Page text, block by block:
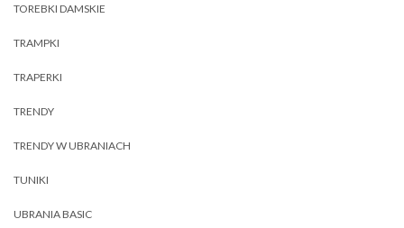
TOREBKI DAMSKIE
TRAMPKI
TRAPERKI
TRENDY
TRENDY W UBRANIACH
TUNIKI
UBRANIA BASIC